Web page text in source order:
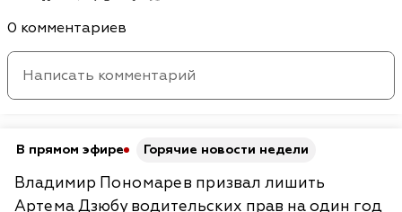
0 комментариев
В прямом эфире Горячие новости недели
Владимир Пономарев призвал лишить
Артема Дзюбу водительских прав на один год